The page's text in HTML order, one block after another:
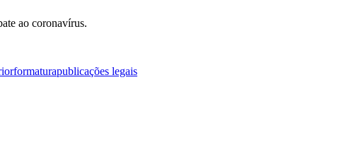
ao coronavírus.
formaturapublicações legais